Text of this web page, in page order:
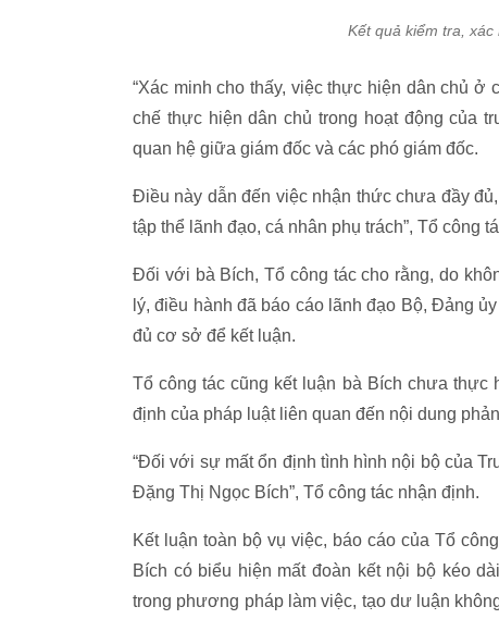
Kết quả kiểm tra, xác
“Xác minh cho thấy, việc thực hiện dân chủ
chế thực hiện dân chủ trong hoạt động của
quan hệ giữa giám đốc và các phó giám đốc.
Điều này dẫn đến việc nhận thức chưa đầy
tập thể lãnh đạo, cá nhân phụ trách”, Tổ công
Đối với bà Bích, Tổ công tác cho rằng, do
lý, điều hành đã báo cáo lãnh đạo Bộ, Đảng
đủ cơ sở để kết luận.
Tổ công tác cũng kết luận bà Bích chưa thực
định của pháp luật liên quan đến nội dung
“Đối với sự mất ổn định tình hình nội bộ của
Đặng Thị Ngọc Bích”, Tổ công tác nhận định.
Kết luận toàn bộ vụ việc, báo cáo của Tổ
Bích có biểu hiện mất đoàn kết nội bộ kéo
trong phương pháp làm việc, tạo dư luận